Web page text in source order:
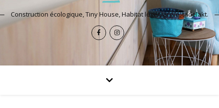
Construction écologique, Tiny House, Habitat léger, argile, tadelakt.